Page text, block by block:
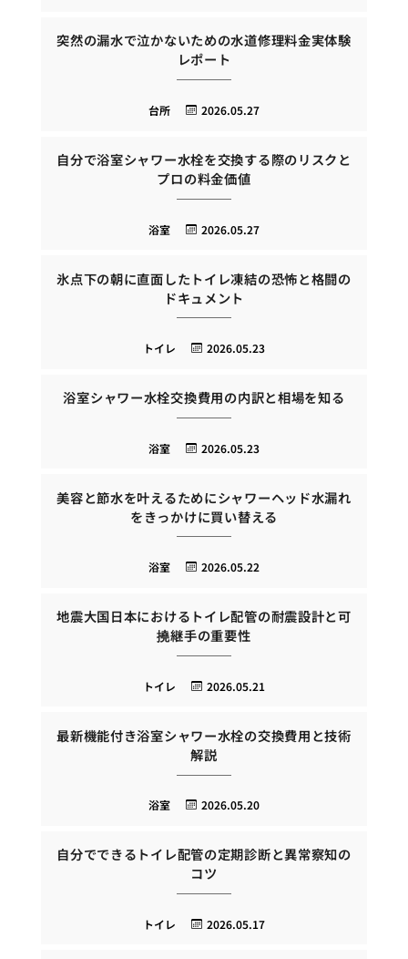
突然の漏水で泣かないための水道修理料金実体験
レポート
2026.05.27
台所
自分で浴室シャワー水栓を交換する際のリスクと
プロの料金価値
2026.05.27
浴室
氷点下の朝に直面したトイレ凍結の恐怖と格闘の
ドキュメント
2026.05.23
トイレ
浴室シャワー水栓交換費用の内訳と相場を知る
2026.05.23
浴室
美容と節水を叶えるためにシャワーヘッド水漏れ
をきっかけに買い替える
2026.05.22
浴室
地震大国日本におけるトイレ配管の耐震設計と可
撓継手の重要性
2026.05.21
トイレ
最新機能付き浴室シャワー水栓の交換費用と技術
解説
2026.05.20
浴室
自分でできるトイレ配管の定期診断と異常察知の
コツ
2026.05.17
トイレ